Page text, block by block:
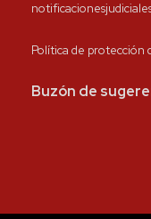
Política de protección
Buzón de